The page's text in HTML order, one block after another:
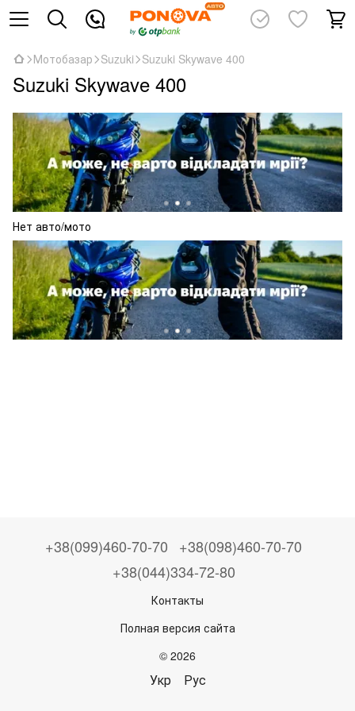
Мотобазар Suzuki Suzuki Skywave 400
Suzuki Skywave 400
Нет авто/мото
+38(099)460-70-70
+38(098)460-70-70
+38(044)334-72-80
Контакты
Полная версия сайта
© 2026
Укр Рус